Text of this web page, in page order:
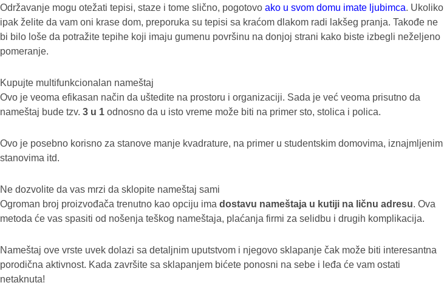
Održavanje mogu otežati tepisi, staze i tome slično, pogotovo ako u svom domu imate ljubimca. Ukoliko
ipak želite da vam oni krase dom, preporuka su tepisi sa kraćom dlakom radi lakšeg pranja. Takođe ne
bi bilo loše da potražite tepihe koji imaju gumenu površinu na donjoj strani kako biste izbegli neželjeno
pomeranje.
Kupujte multifunkcionalan nameštaj
Ovo je veoma efikasan način da uštedite na prostoru i organizaciji. Sada je već veoma prisutno da
nameštaj bude tzv. 3 u 1 odnosno da u isto vreme može biti na primer sto, stolica i polica.
Ovo je posebno korisno za stanove manje kvadrature, na primer u studentskim domovima, iznajmljenim
stanovima itd.
Ne dozvolite da vas mrzi da sklopite nameštaj sami
Ogroman broj proizvođača trenutno kao opciju ima dostavu nameštaja u kutiji na ličnu adresu. Ova
metoda će vas spasiti od nošenja teškog nameštaja, plaćanja firmi za selidbu i drugih komplikacija.
Nameštaj ove vrste uvek dolazi sa detaljnim uputstvom i njegovo sklapanje čak može biti interesantna
porodična aktivnost. Kada završite sa sklapanjem bićete ponosni na sebe i leđa će vam ostati
netaknuta!